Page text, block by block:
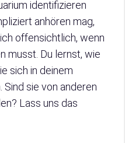
identifizieren
anhören mag,
offensichtlich, wenn
musst. Du lernst, wie
sich in deinem
Sind sie von anderen
Lass uns das